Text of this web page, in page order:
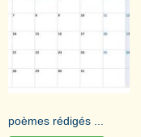
poèmes rédigés ...